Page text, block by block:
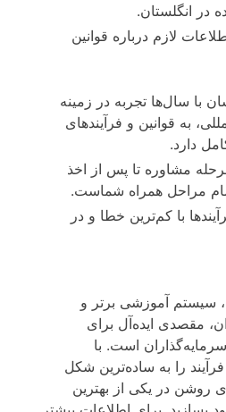
در انگلستان.
لازم درباره قوانین
با سال‌ها تجربه در زمینه
به قوانین و فرآیندهای
دارد.
مشاوره تا پس از اخذ
مراحل همراه شماست.
با کم‌ترین خطا و در
سیستم آموزشی برتر و
مقصدی ایده‌آل برای
است. با
فرآیند را به ساده‌ترین شکل
روشن در یکی از بهترین